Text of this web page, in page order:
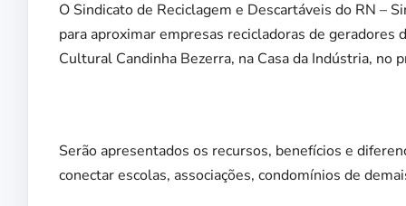
O Sindicato de Reciclagem e Descartáveis do RN –
para aproximar empresas recicladoras de geradores
Cultural Candinha Bezerra, na Casa da Indústria, no
Serão apresentados os recursos, benefícios e
conectar escolas, associações, condomínios de